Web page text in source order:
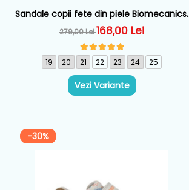
Sandale copii fete din piele Biomecanics,
Roz - 262109-A032
279,00 Lei168,00 Lei
19 20 21 22 23 24 25
Vezi Variante
-30%